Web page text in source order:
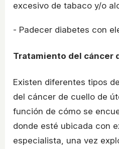
excesivo de tabaco y/o
- Padecer diabetes con
Tratamiento del cáncer
Existen diferentes tipos
del cáncer de cuello de
función de cómo se
donde esté ubicada con
especialista, una vez